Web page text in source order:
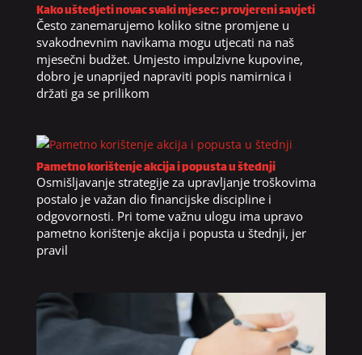
Kako uštedjeti novac svaki mjesec: provjereni savjeti
Često zanemarujemo koliko sitne promjene u
svakodnevnim navikama mogu utjecati na naš
mjesečni budžet. Umjesto impulzivne kupovine,
dobro je unaprijed napraviti popis namirnica i
držati ga se prilikom
Pametno korištenje akcija i popusta u štednji
Osmišljavanje strategije za upravljanje troškovima
postalo je važan dio financijske discipline i
odgovornosti. Pri tome važnu ulogu ima upravo
pametno korištenje akcija i popusta u štednji, jer
pravil